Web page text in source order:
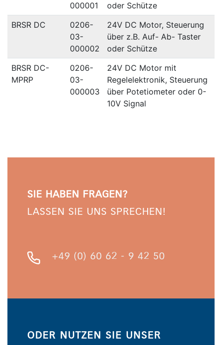
000001
oder Schütze
BRSR DC
0206-
03-
000002
24V DC Motor, Steuerung
über z.B. Auf- Ab- Taster
oder Schütze
BRSR DC-
MPRP
0206-
03-
000003
24V DC Motor mit
Regelelektronik, Steuerung
über Potetiometer oder 0-
10V Signal
SIE HABEN FRAGEN?
LASSEN SIE UNS SPRECHEN!
+49 (0) 60 62 - 9 42 50
ODER NUTZEN SIE UNSER